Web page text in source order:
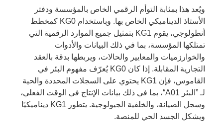
ويُعد هذا بمثابة التوأم الرقمي الخاص بالمؤسسة ودفتر
الأستاذ الديناميكي الخاص بها. وباستخدام KG0 كمخطط
أنطولوجي، يقوم KG1 بتمثيل جميع الموارد الرقمية التي
تمتلكها المؤسسة، بما في ذلك البيانات والأدوات
والخوارزميات والمعايير والحالات، ويربطها بدقة بالعقد
التجارية المقابلة. إذا كان KG0 يُعرّف مفهوم البئر في
القاموس، فإن KG1 يحتوي على السجلات المحددة والحية
لـ ”البئر A01“، بما في ذلك بيانات الإنتاج في الوقت الفعلي،
وسجل الصيانة، والخلفية الجيولوجية. يتطور KG1 ديناميكيًا
ويشكل الجسد الحي للمنصة.